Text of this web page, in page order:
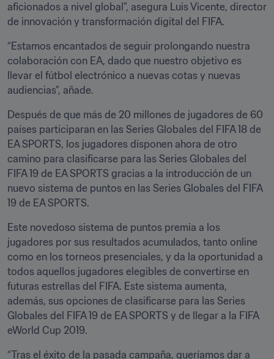
aficionados a nivel global”, asegura Luis Vicente, director
de innovación y transformación digital del FIFA.
“Estamos encantados de seguir prolongando nuestra
colaboración con EA, dado que nuestro objetivo es
llevar el fútbol electrónico a nuevas cotas y nuevas
audiencias”, añade.
Después de que más de 20 millones de jugadores de 60
países participaran en las Series Globales del FIFA 18 de
EA SPORTS, los jugadores disponen ahora de otro
camino para clasificarse para las Series Globales del
FIFA 19 de EA SPORTS gracias a la introducción de un
nuevo sistema de puntos en las Series Globales del FIFA
19 de EA SPORTS.
Este novedoso sistema de puntos premia a los
jugadores por sus resultados acumulados, tanto online
como en los torneos presenciales, y da la oportunidad a
todos aquellos jugadores elegibles de convertirse en
futuras estrellas del FIFA. Este sistema aumenta,
además, sus opciones de clasificarse para las Series
Globales del FIFA 19 de EA SPORTS y de llegar a la FIFA
eWorld Cup 2019.
“Tras el éxito de la pasada campaña, queríamos dar a